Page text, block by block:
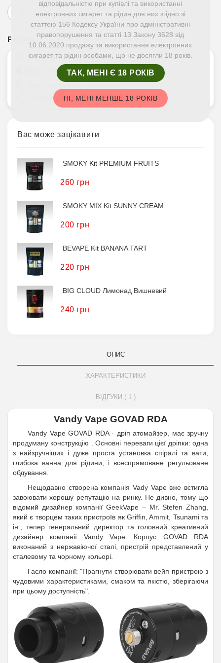
Рейтинг:
Доступні способи оплати:
Вас може зацікавити
SMOKY Kit PREMIUM FRUITS
260 грн
SMOKY MIX Kit SUNNY CREAM
200 грн
BEVAPE Kit BANANA TART
220 грн
BIG CLOUD Лимонад Вишневий
240 грн
ОПИС
ХАРАКТЕРИСТИКИ
ВІДГУКИ ( 1 )
Vandy Vape GOVAD RDA
Vandy Vape GOVAD RDA - дріп атомайзер, має зручну
продуману конструкцію
. Основні переваги цієї дріпки: одна
з найзручніших і дуже проста установка спіралі та вати,
глибока ванна для рідини, і всеспрямоване регульоване
обдування.
Нещодавно створена компанія Vady Vape вже встигла
завоювати хорошу репутацію на ринку. Не дивно, тому що
відомий дизайнер компанії GeekVape – Mr. Stefen Zhang,
який є творцем таких пристроїв як Griffin, Ammit, Tsunami та
ін., тепер генеральний директор та головний креативний
дизайнер компанії Vandy Vape. Корпус GOVAD RDA
виконаний з нержавіючої сталі, пристрій представлений у
сталевому та чорному кольорі.
Гасло компанії: "Прагнути створювати вейп пристрою з
чудовими характеристиками, смаком та якістю, зберігаючи
при цьому доступність".
відповідальністю при купівлі та використанні
електронних сигарет та рідин для них згідно зі
статтею 156 Кодексу України про адміністративні
правопорушення та статті 13 Закону 3628 від
10.06.2020 продажу та використання електронних
сигарет та рідин особами, що не досягли 18 років.
ТАК, МЕНІ Є 18 РОКІВ
НІ, МЕНІ МЕНШЕ 18 РОКІВ